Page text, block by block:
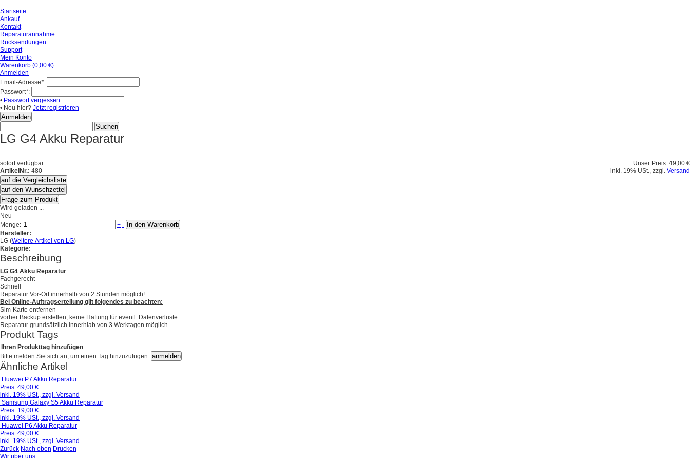
Startseite
Ankauf
Kontakt
Reparaturannahme
Rücksendungen
Support
Mein Konto
Warenkorb (0,00 €)
Anmelden
Email-Adresse*:
Passwort*:
• Passwort vergessen
• Neu hier? Jetzt registrieren
LG G4 Akku Reparatur
sofort verfügbar
ArtikelNr.: 480
auf die Vergleichsliste
auf den Wunschzettel
Frage zum Produkt
Unser Preis: 49,00 €
inkl. 19% USt., zzgl. Versand
Wird geladen ...
Neu
Menge:
+ - In den Warenkorb
Hersteller:
LG (Weitere Artikel von LG)
Kategorie:
Beschreibung
LG G4 Akku Reparatur
Fachgerecht
Schnell
Reparatur Vor-Ort innerhalb von 2 Stunden möglich!
Bei Online-Auftragserteilung gilt folgendes zu beachten:
Sim-Karte entfernen
vorher Backup erstellen, keine Haftung für eventl. Datenverluste
Reparatur grundsätzlich innerhlab von 3 Werktagen möglich.
Produkt Tags
Ihren Produkttag hinzufügen
Bitte melden Sie sich an, um einen Tag hinzuzufügen.
Ähnliche Artikel
Huawei P7 Akku Reparatur
Preis: 49,00 €
inkl. 19% USt., zzgl. Versand
Samsung Galaxy S5 Akku Reparatur
Preis: 19,00 €
inkl. 19% USt., zzgl. Versand
Huawei P6 Akku Reparatur
Preis: 49,00 €
inkl. 19% USt., zzgl. Versand
Zurück Nach oben Drucken
Wir über uns